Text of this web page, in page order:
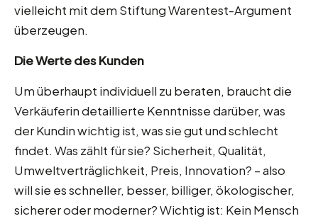
vielleicht mit dem Stiftung Warentest-Argument
überzeugen.
Die Werte des Kunden
Um überhaupt individuell zu beraten, braucht die
Verkäuferin detaillierte Kenntnisse darüber, was
der Kundin wichtig ist, was sie gut und schlecht
findet. Was zählt für sie? Sicherheit, Qualität,
Umweltverträglichkeit, Preis, Innovation? – also
will sie es schneller, besser, billiger, ökologischer,
sicherer oder moderner? Wichtig ist: Kein Mensch